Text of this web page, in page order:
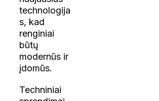
technologija
s, kad
renginiai
būtų
modernūs ir
įdomūs.
Techniniai